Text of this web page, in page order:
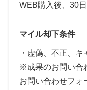
WEB購入後、30
マイル却下条件
・虚偽、不正、
※成果のお問い合
お問い合わせフォ